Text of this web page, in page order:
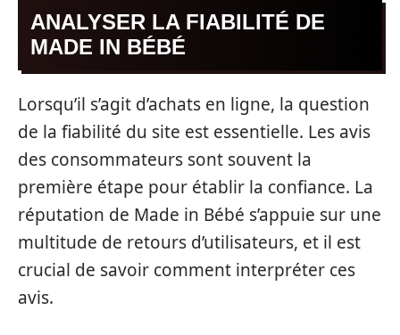
ANALYSER LA FIABILITÉ DE
MADE IN BÉBÉ
Lorsqu’il s’agit d’achats en ligne, la question
de la fiabilité du site est essentielle. Les avis
des consommateurs sont souvent la
première étape pour établir la confiance. La
réputation de Made in Bébé s’appuie sur une
multitude de retours d’utilisateurs, et il est
crucial de savoir comment interpréter ces
avis.